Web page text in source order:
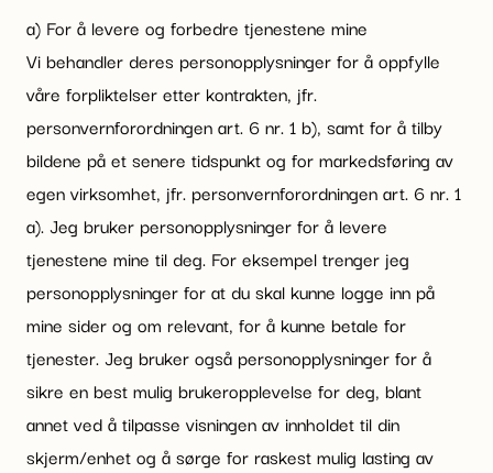
a) For å levere og forbedre tjenestene mine
Vi behandler deres personopplysninger for å oppfylle
våre forpliktelser etter kontrakten, jfr.
personvernforordningen art. 6 nr. 1 b), samt for å tilby
bildene på et senere tidspunkt og for markedsføring av
egen virksomhet, jfr. personvernforordningen art. 6 nr. 1
a). Jeg bruker personopplysninger for å levere
tjenestene mine til deg. For eksempel trenger jeg
personopplysninger for at du skal kunne logge inn på
mine sider og om relevant, for å kunne betale for
tjenester. Jeg bruker også personopplysninger for å
sikre en best mulig brukeropplevelse for deg, blant
annet ved å tilpasse visningen av innholdet til din
skjerm/enhet og å sørge for raskest mulig lasting av